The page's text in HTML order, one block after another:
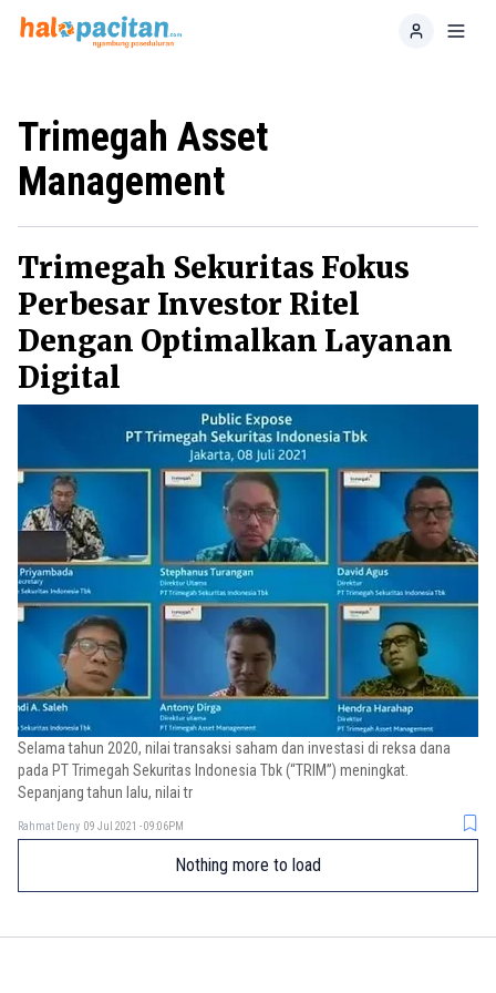
Home
Trimegah Asset
Management
Trimegah Sekuritas Fokus
Perbesar Investor Ritel
Dengan Optimalkan Layanan
Digital
Selama tahun 2020, nilai transaksi saham dan investasi di reksa dana
pada PT Trimegah Sekuritas Indonesia Tbk (“TRIM”) meningkat.
Sepanjang tahun lalu, nilai tr
Rahmat Deny 09 Jul 2021 - 09:06PM
Nothing more to load